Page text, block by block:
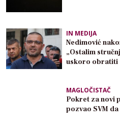
IN MEDIJA
Nedimović
„Ostalim
uskoro obratiti
MAGLOČISTAČ
Pokret za novi
pozvao SVM